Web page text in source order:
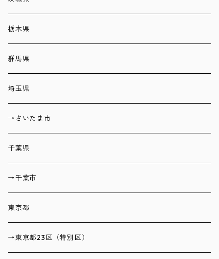
栃木県
群馬県
埼玉県
→さいたま市
千葉県
→千葉市
東京都
→東京都23区（特別区）